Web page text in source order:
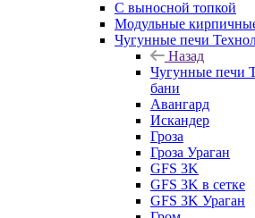
С выносной топкой
Модульные
Чугунные печи
Назад
Чугунные печи
бани
Авангард
Искандер
Гроза
Гроза Ураган
GFS 3K
GFS 3K в сетке
GFS 3K Ураган